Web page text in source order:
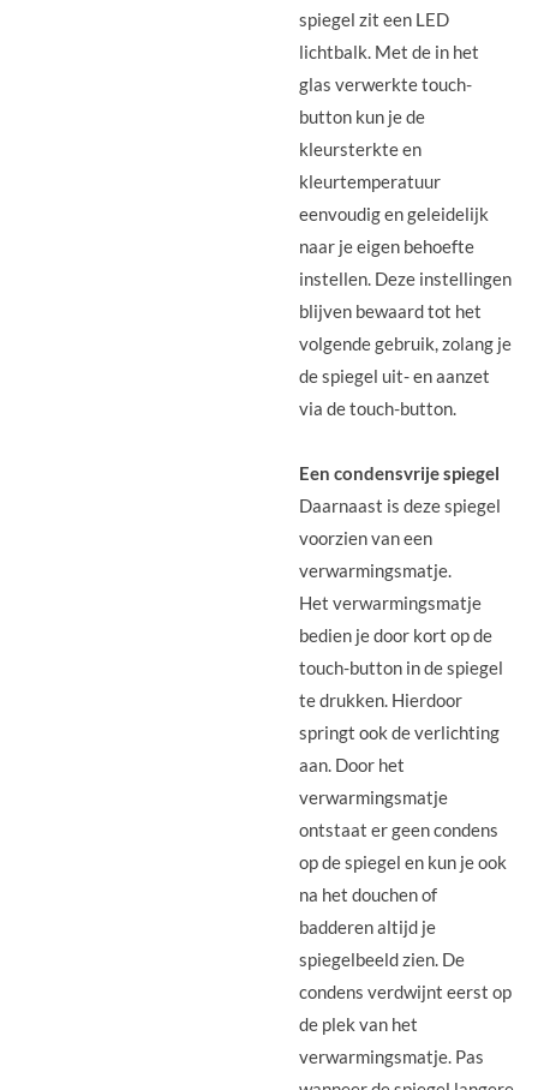
spiegel zit een LED
lichtbalk. Met de in het
glas verwerkte touch-
button kun je de
kleursterkte en
kleurtemperatuur
eenvoudig en geleidelijk
naar je eigen behoefte
instellen. Deze instellingen
blijven bewaard tot het
volgende gebruik, zolang je
de spiegel uit- en aanzet
via de touch-button.
Een condensvrije spiegel
Daarnaast is deze spiegel
voorzien van een
verwarmingsmatje.
Het verwarmingsmatje
bedien je door kort op de
touch-button in de spiegel
te drukken. Hierdoor
springt ook de verlichting
aan. Door het
verwarmingsmatje
ontstaat er geen condens
op de spiegel en kun je ook
na het douchen of
badderen altijd je
spiegelbeeld zien. De
condens verdwijnt eerst op
de plek van het
verwarmingsmatje. Pas